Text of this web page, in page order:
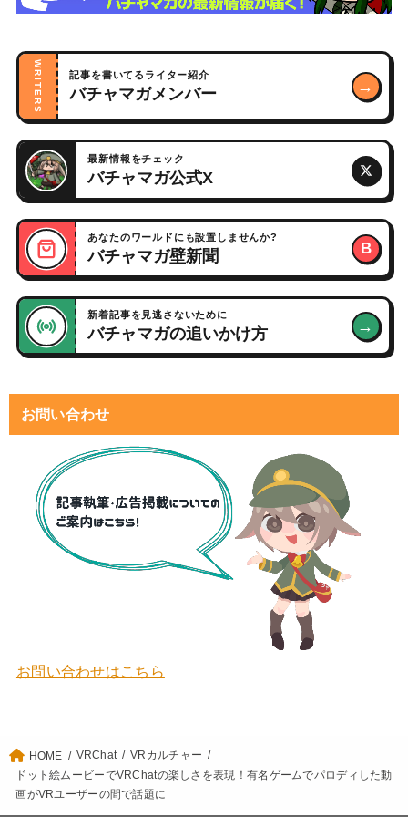
WRITERS 記事を書いてるライター紹介
バチャマガメンバー →
最新情報をチェック
バチャマガ公式X
あなたのワールドにも設置しませんか?
バチャマガ壁新聞 B
新着記事を見逃さないために
バチャマガの追いかけ方 →
お問い合わせ
お問い合わせはこちら
HOME VRChat
VRカルチャー
ドット絵ムービーでVRChatの楽しさを表現！有名ゲームでパロディした動
画がVRユーザーの間で話題に